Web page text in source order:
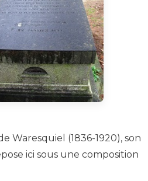
Waresquiel (1836-1920), son
ici sous une composition